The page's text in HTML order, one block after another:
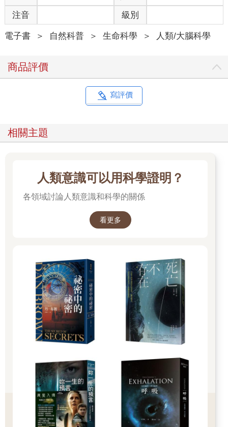
注音
級別
電子書 ＞ 自然科普 ＞ 生命科學 ＞ 人類/大腦科學
商品評價
寫評價
相關主題
人類意識可以用科學證明？
各領域討論人類意識和科學的關係
看更多